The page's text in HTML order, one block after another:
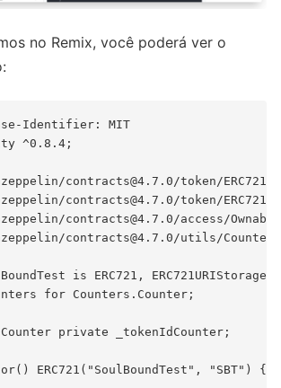
no Remix, você poderá ver o
Identifier: MIT
^0.8.4;
contracts@4.7.0 /token/ERC721/
contracts@4.7.0 /token/
contracts@4.7.0 /access/
contracts@4.7.0 /utils/
is ERC721, ERC721URIStorage,
for Counters.Counter;
private _tokenIdCounter;
ERC721("SoulBoundTest", "SBT") {}